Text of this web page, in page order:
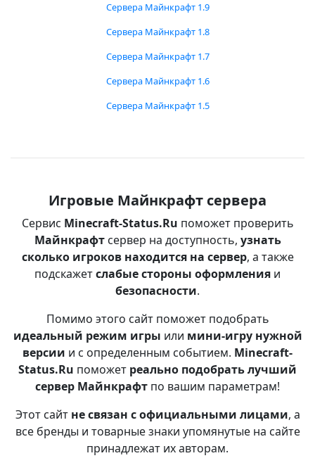
Сервера Майнкрафт 1.9
Сервера Майнкрафт 1.8
Сервера Майнкрафт 1.7
Сервера Майнкрафт 1.6
Сервера Майнкрафт 1.5
Игровые Майнкрафт сервера
Сервис Minecraft-Status.Ru поможет проверить
Майнкрафтсервер на доступность, узнать
сколько игроков находится на сервер, а также
подскажетслабые стороны оформления и
безопасности.
Помимо этого сайт поможет подобрать
идеальный режим игры или мини-игру нужной
версии и с определенным событием. Minecraft-
Status.Ru поможет реально подобрать лучший
сервер Майнкрафт по вашим параметрам!
Этот сайт не связан с официальными лицами, а
все бренды и товарные знаки упомянутые на сайте
принадлежат их авторам.